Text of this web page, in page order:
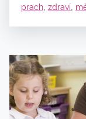
prach, zdraví,